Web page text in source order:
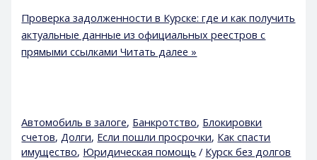
Проверка задолженности в Курске: где и как получить
актуальные данные из официальных реестров с
прямыми ссылками Читать далее »
Автомобиль в залоге, Банкротство, Блокировки
счетов,Долги, Если пошли просрочки, Как спасти
имущество, Юридическая помощь / Курск без долгов